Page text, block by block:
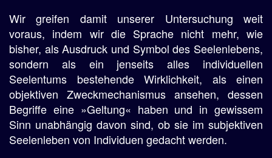
Wir greifen damit unserer Untersuchung weit
voraus, indem wir die Sprache nicht mehr, wie
bisher, als Ausdruck und Symbol des Seelenlebens,
sondern als ein jenseits alles individuellen
Seelentums bestehende Wirklichkeit, als einen
objektiven Zweckmechanismus ansehen, dessen
Begriffe eine »Geltung« haben und in gewissem
Sinn unabhängig davon sind, ob sie im subjektiven
Seelenleben von Individuen gedacht werden.